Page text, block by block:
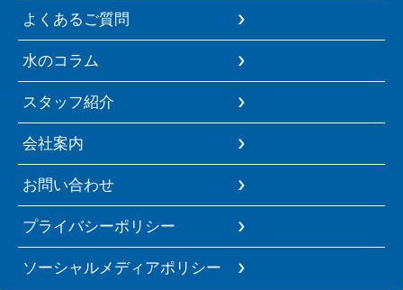
よくあるご質問
水のコラム
スタッフ紹介
会社案内
お問い合わせ
プライバシーポリシー
ソーシャルメディアポリシー